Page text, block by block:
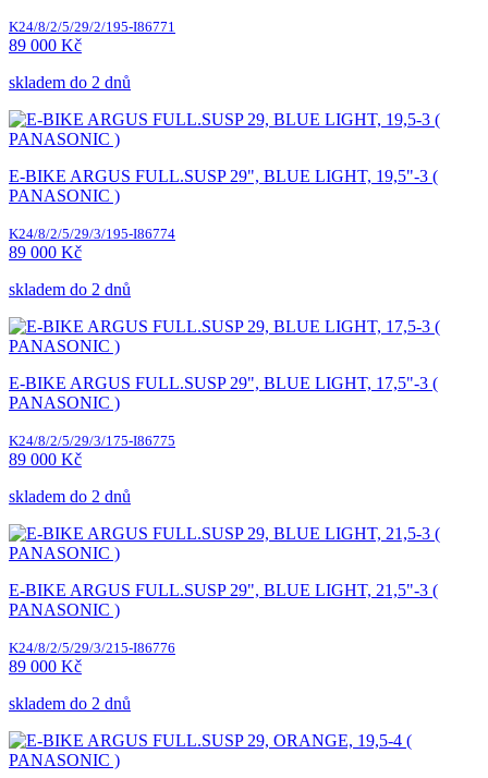
K24/8/2/5/29/2/195-I86771
89 000 Kč
skladem do 2 dnů
E-BIKE ARGUS FULL.SUSP 29", BLUE LIGHT, 19,5"-3 (
PANASONIC )
K24/8/2/5/29/3/195-I86774
89 000 Kč
skladem do 2 dnů
E-BIKE ARGUS FULL.SUSP 29", BLUE LIGHT, 17,5"-3 (
PANASONIC )
K24/8/2/5/29/3/175-I86775
89 000 Kč
skladem do 2 dnů
E-BIKE ARGUS FULL.SUSP 29", BLUE LIGHT, 21,5"-3 (
PANASONIC )
K24/8/2/5/29/3/215-I86776
89 000 Kč
skladem do 2 dnů